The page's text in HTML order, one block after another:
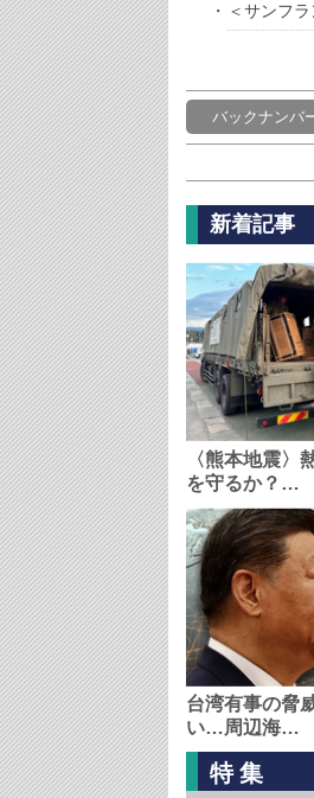
＜サンフ
バックナンバ
新着記事
〈熊本地震〉
を守るか？…
台湾有事の脅
い…周辺海…
特集